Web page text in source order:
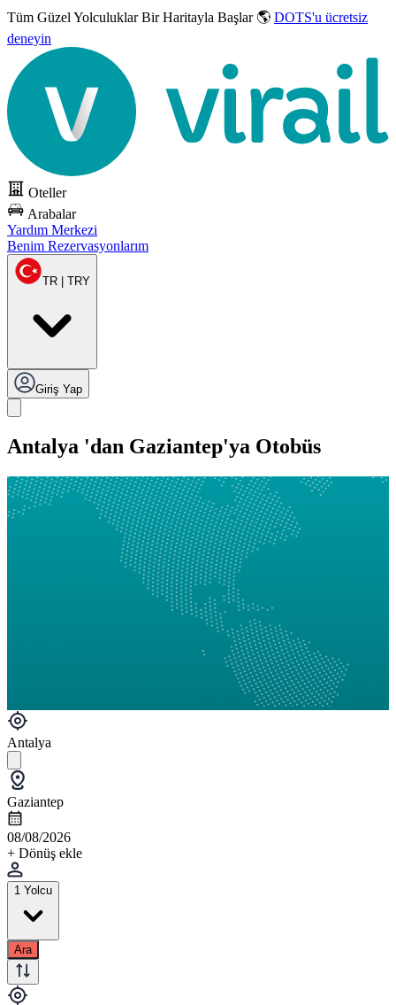
Tüm Güzel YolculuklarBir Haritayla Başlar 🌎 DOTS'u ücretsiz
deneyin
Oteller
Arabalar
Yardım Merkezi
Benim Rezervasyonlarım
TR | TRY
Giriş Yap
Antalya 'dan Gaziantep'ya Otobüs
Antalya
Gaziantep
08/08/2026
+ Dönüş ekle
1 Yolcu
Ara